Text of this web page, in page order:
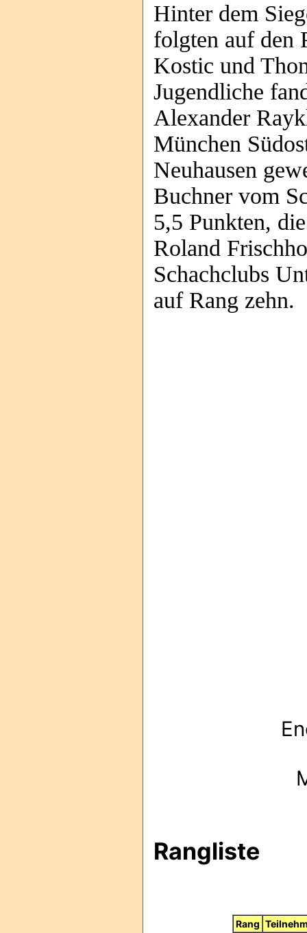
Hinter dem
folgten auf den
Kostic und
Jugendliche
Alexander
München
Neuhausen
Buchner vom
5,5 Punkten,
Roland
Schachclubs
auf Rang zehn.
Rangliste
Rang